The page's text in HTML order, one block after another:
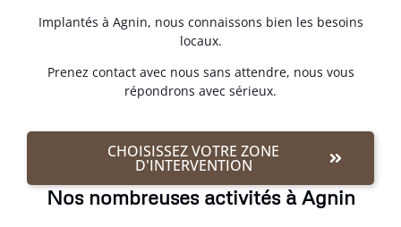
Implantés à Agnin, nous connaissons bien les besoins
locaux.
Prenez contact avec nous sans attendre, nous vous
répondrons avec sérieux.
CHOISISSEZ VOTRE ZONE
D'INTERVENTION
Nos nombreuses activités à Agnin